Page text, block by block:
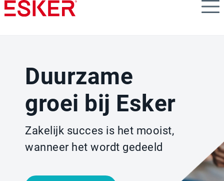
Skip
to
Duurzame
groei bij Esker
Zakelijk succes is het mooist,
wanneer het wordt gedeeld